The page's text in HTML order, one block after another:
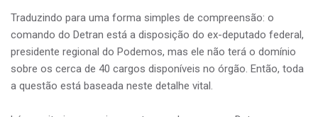
Traduzindo para uma forma simples de compreensão: o
comando do Detran está a disposição do ex-deputado federal,
presidente regional do Podemos, mas ele não terá o domínio
sobre os cerca de 40 cargos disponíveis no órgão. Então, toda
a questão está baseada neste detalhe vital.